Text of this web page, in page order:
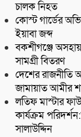
চালক নিহত
কোস্ট গার্ডের
ইয়াবা জব্দ
বকশীগঞ্জে
সামগ্রী বিতরণ
দেশের রাজনীতি
জামায়াত আমীর
লতিফ মাস্টার
কার্যক্রম
সালাউদ্দিন